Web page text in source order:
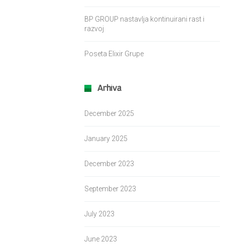
BP GROUP nastavlja kontinuirani rast i
razvoj
Poseta Elixir Grupe
Arhiva
December 2025
January 2025
December 2023
September 2023
July 2023
June 2023